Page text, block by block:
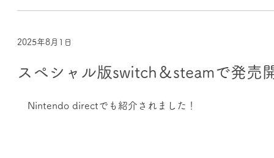
2025年8月1日
スペシャル版switch＆steamで発売
Nintendo directでも紹介されました！